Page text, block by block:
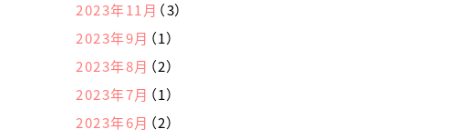
2023年11月 （3）
2023年9月 （1）
2023年8月 （2）
2023年7月 （1）
2023年6月 （2）